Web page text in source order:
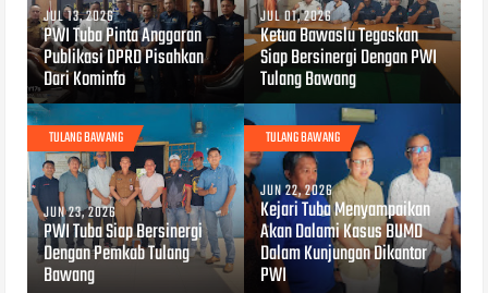
JUL 13, 2026
PWI Tuba Pinta Anggaran
Publikasi DPRD Pisahkan
Dari Kominfo
JUL 01, 2026
Ketua Bawaslu Tegaskan
Siap Bersinergi Dengan PWI
Tulang Bawang
TULANG BAWANG
JUN 23, 2026
PWI Tuba Siap Bersinergi
Dengan Pemkab Tulang
Bawang
TULANG BAWANG
JUN 22, 2026
Kejari Tuba Menyampaikan
Akan Dalami Kasus BUMD
Dalam Kunjungan Dikantor
PWI